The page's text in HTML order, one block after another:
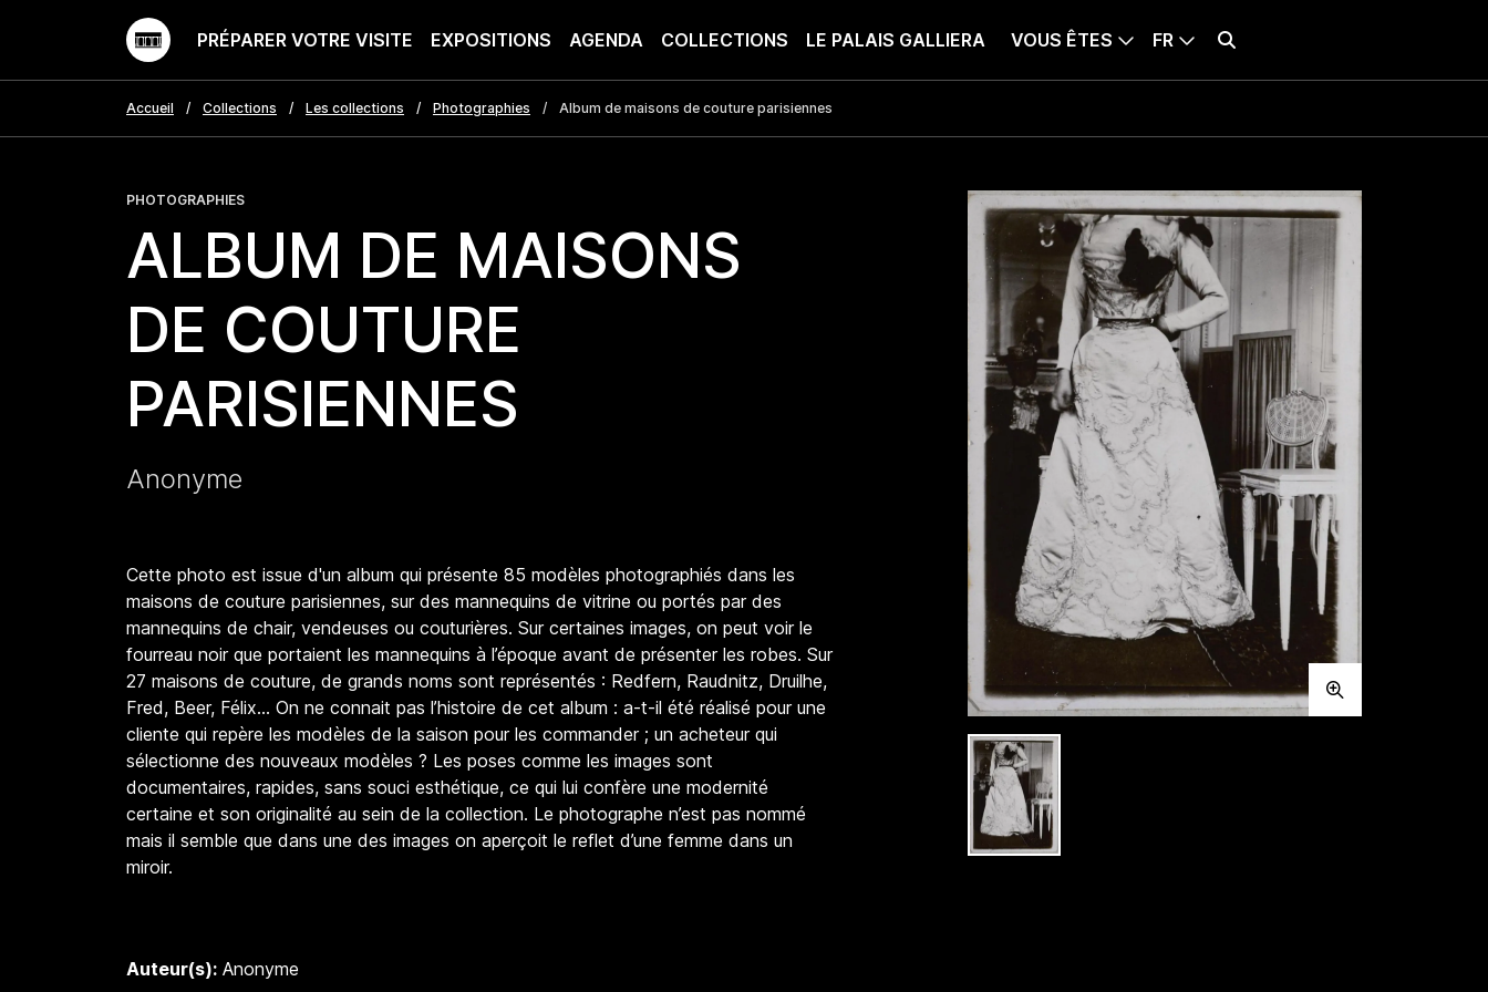
PRÉPARER VOTRE VISITE EXPOSITIONS AGENDA COLLECTIONS LE PALAIS GALLIERA VOUS ÊTES
LANQUE SÉLECTIONNÉE : FRANÇAIS
FR
Accueil Collections Les collections Photographies Album de maisons de couture parisiennes
PHOTOGRAPHIES
ALBUM DE MAISONS
DE COUTURE
PARISIENNES
Anonyme
Cette photo est issue d'un album qui présente 85 modèles photographiés dans les
maisons de couture parisiennes, sur des mannequins de vitrine ou portés par des
mannequins de chair, vendeuses ou couturières. Sur certaines images, on peut voir le
fourreau noir que portaient les mannequins à l’époque avant de présenter les robes. Sur
27 maisons de couture, de grands noms sont représentés : Redfern, Raudnitz, Druilhe,
Fred, Beer, Félix… On ne connait pas l’histoire de cet album : a-t-il été réalisé pour une
cliente qui repère les modèles de la saison pour les commander ; un acheteur qui
sélectionne des nouveaux modèles ? Les poses comme les images sont
documentaires, rapides, sans souci esthétique, ce qui lui confère une modernité
certaine et son originalité au sein de la collection. Le photographe n’est pas nommé
mais il semble que dans une des images on aperçoit le reflet d’une femme dans un
miroir.
Auteur(s): Anonyme